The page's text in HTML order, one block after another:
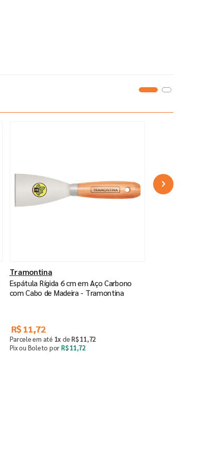
Tramontina
Espátula Rígida 6 cm em Aço Carbono
com Cabo de Madeira - Tramontina
R$11,72
Parcele em até 1xde R$ 11,72
Pix ou Boleto por R$ 11,72